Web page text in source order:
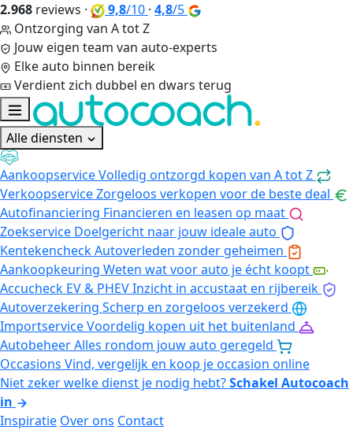
2.968 reviews · 9,8/10 · 4,8/5
Ontzorging van A tot Z
Jouw eigen team van auto-experts
Elke auto binnen bereik
Verdient zich dubbel en dwars terug
Alle diensten
AankoopserviceVolledig ontzorgd kopen van A tot Z
VerkoopserviceZorgeloos verkopen voor de beste deal
Autofinanciering Financieren en leasen op maat
Zoekservice Doelgericht naar jouw ideale auto
KentekencheckAutoverleden zonder geheimen
Aankoopkeuring Weten wat voor auto je écht koopt
Accucheck EV & PHEVInzicht in accustaat en rijbereik
Autoverzekering Scherp en zorgeloos verzekerd
ImportserviceVoordelig kopen uit het buitenland
AutobeheerAlles rondom jouw auto geregeld
Occasions Vind, vergelijk en koop je occasion online
Niet zeker welke dienst je nodig hebt?Schakel Autocoach
in
Inspiratie Over ons Contact